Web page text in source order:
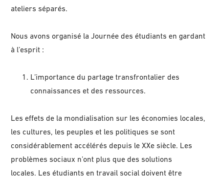
ateliers séparés.
Nous avons organisé la Journée des étudiants en gardant
à l’esprit :
L’importance du partage transfrontalier des
connaissances et des ressources.
Les effets de la mondialisation sur les économies locales,
les cultures, les peuples et les politiques se sont
considérablement accélérés depuis le XXe siècle. Les
problèmes sociaux n’ont plus que des solutions
locales. Les étudiants en travail social doivent être